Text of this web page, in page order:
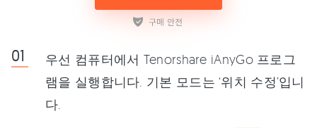
우선 컴퓨터에서 Tenorshare iAnyGo 프로그
램을 실행합니다. 기본 모드는 ‘위치 수정’입니
다.